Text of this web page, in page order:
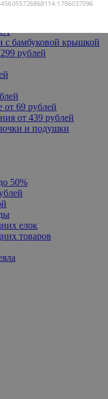
с бамбуковой крышкой
рублей
от 69 рублей
от 439 рублей
и подушки
50%
елок
товаров